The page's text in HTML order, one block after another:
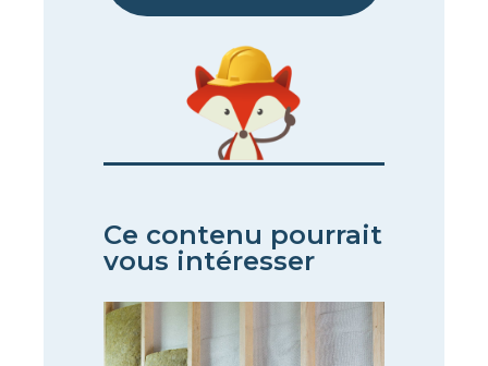
Ce contenu pourrait
vous intéresser